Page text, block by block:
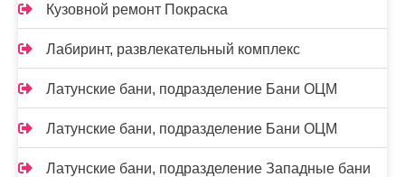
Кузовной ремонт Покраска
Лабиринт, развлекательный комплекс
Латунские бани, подразделение Бани ОЦМ
Латунские бани, подразделение Бани ОЦМ
Латунские бани, подразделение Западные бани